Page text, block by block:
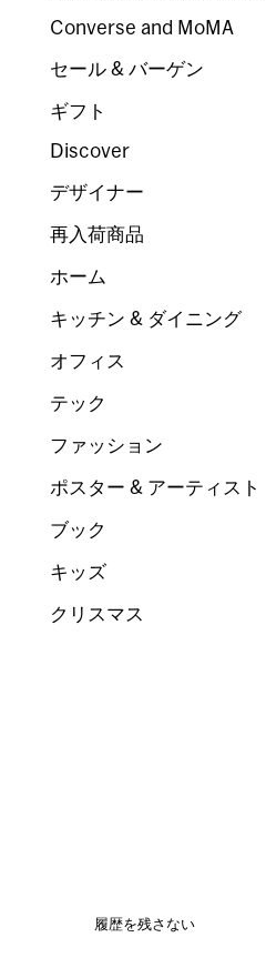
Converse and MoMA
セール & バーゲン
ギフト
Discover
デザイナー
再入荷商品
ホーム
キッチン & ダイニング
オフィス
テック
ファッション
ポスター & アーティスト
ブック
キッズ
クリスマス
履歴を残さない